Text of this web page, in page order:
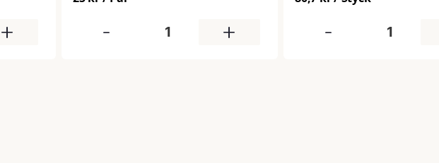
+
arbetsdagen.
- +
doft. Perfekt för rum, toaletter,
snabb förbättring.
-